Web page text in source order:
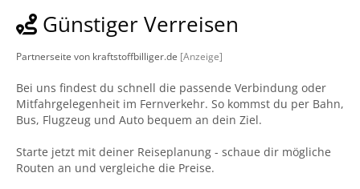
Günstiger Verreisen
Partnerseite von kraftstoffbilliger.de [Anzeige]
Bei uns findest du schnell die passende Verbindung oder
Mitfahrgelegenheit im Fernverkehr. So kommst du per Bahn,
Bus, Flugzeug und Auto bequem an dein Ziel.
Starte jetzt mit deiner Reiseplanung - schaue dir mögliche
Routen an und vergleiche die Preise.